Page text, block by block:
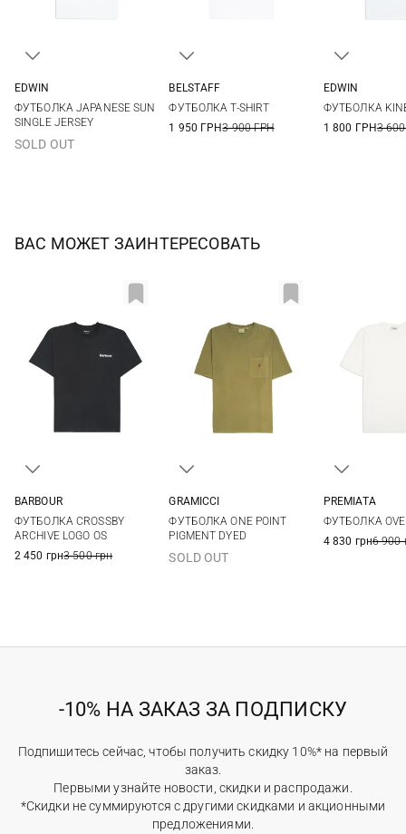
XXL
EDWIN
ФУТБОЛКА JAPANESE SUN
SINGLE JERSEY
SOLD OUT
BELSTAFF
ФУТБОЛКА T-SHIRT
1 950 ГРН3 900 ГРН
EDWIN
ФУТБОЛКА
1 800 ГРН3
ВАС МОЖЕТ ЗАИНТЕРЕСОВАТЬ
44
BARBOUR
ФУТБОЛКА CROSSBY
ARCHIVE LOGO OS
2 450 грн3 500 грн
GRAMICCI
ФУТБОЛКА ONE POINT
PIGMENT DYED
SOLD OUT
PREMIATA
ФУТБОЛКА
4 830 грн6 900
-10% НА ЗАКАЗ ЗА ПОДПИСКУ
Подпишитесь сейчас, чтобы получить скидку 10%* на первый
заказ.
Первыми узнайте новости, скидки и распродажи.
*Скидки не суммируются с другими скидками и акционными
предложениями.